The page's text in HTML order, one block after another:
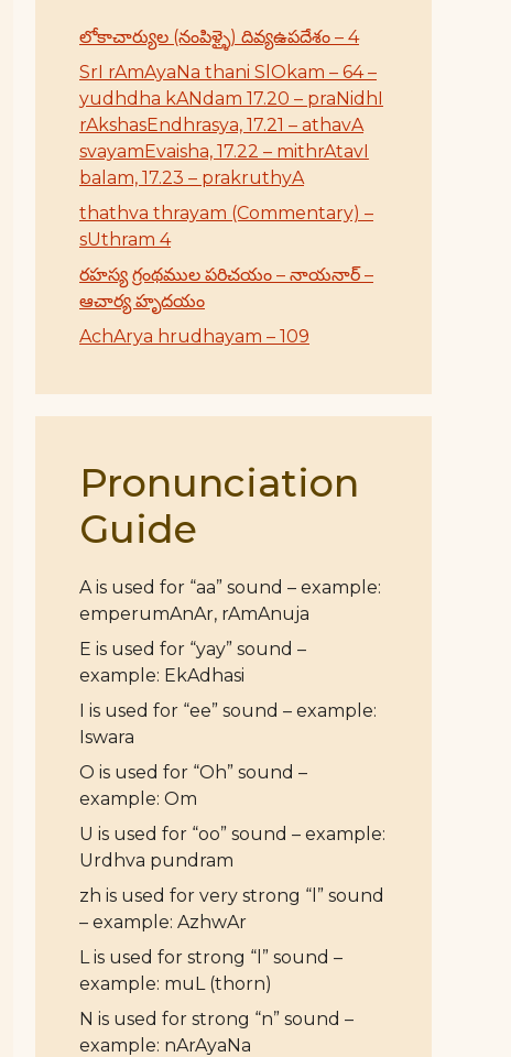
లోకాచార్యుల (నంపిళ్ళై) దివ్యఉపదేశం – 4
SrI rAmAyaNa thani SlOkam – 64 –
yudhdha kANdam 17.20 – praNidhI
rAkshasEndhrasya, 17.21 – athavA
svayamEvaisha, 17.22 – mithrAtavI
balam, 17.23 – prakruthyA
thathva thrayam (Commentary) –
sUthram 4
రహస్య గ్రంథముల పరిచయం – నాయనార్ –
ఆచార్య హృదయం
AchArya hrudhayam – 109
Pronunciation
Guide
A is used for “aa” sound – example:
emperumAnAr, rAmAnuja
E is used for “yay” sound –
example: EkAdhasi
I is used for “ee” sound – example:
Iswara
O is used for “Oh” sound –
example: Om
U is used for “oo” sound – example:
Urdhva pundram
zh is used for very strong “l” sound
– example: AzhwAr
L is used for strong “l” sound –
example: muL (thorn)
N is used for strong “n” sound –
example: nArAyaNa